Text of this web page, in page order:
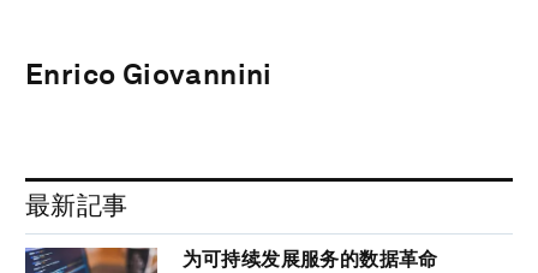
Enrico Giovannini
最新記事
为可持续发展服务的数据革命